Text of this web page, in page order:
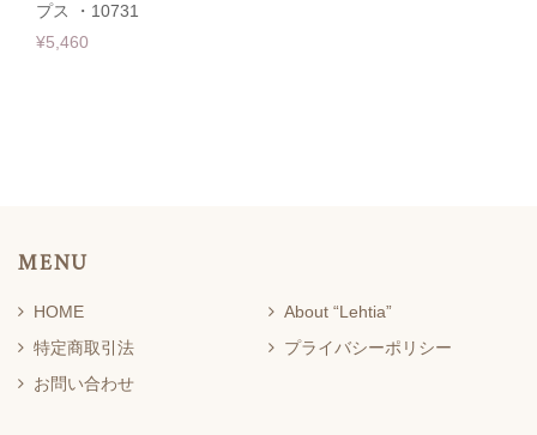
プス ・10731
¥5,460
MENU
HOME
About “Lehtia”
特定商取引法
プライバシーポリシー
お問い合わせ